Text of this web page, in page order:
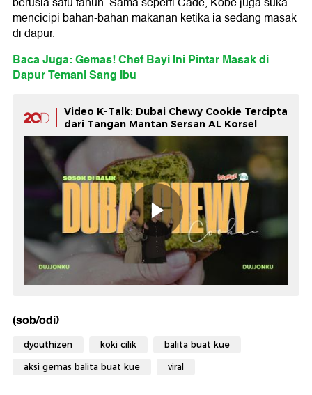
mencicipi bahan-bahan makanan ketika ia sedang masak
di dapur.
Baca Juga: Gemas! Chef Bayi Ini Pintar Masak di
Dapur Temani Sang Ibu
Video K-Talk: Dubai Chewy Cookie Tercipta
dari Tangan Mantan Sersan AL Korsel
(sob/odi)
dyouthizen koki cilik balita buat kue
aksi gemas balita buat kue viral